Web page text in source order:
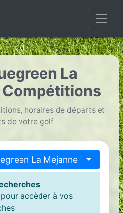
La
horaires de départs et
de votre golf
La Mejanne
accèder à vos